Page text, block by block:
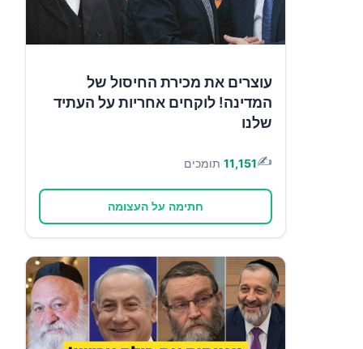
עוצרים את מכירת החיסול של
המדינה! לוקחים אחריות על העתיד
שלנו
✍️
11,151 תומכים
חתימה על העצומה